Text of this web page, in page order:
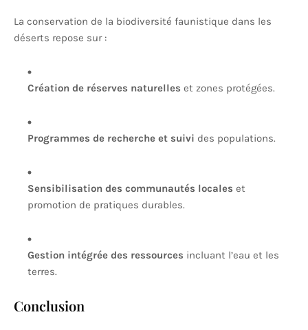
La conservation de la biodiversité faunistique dans les
déserts repose sur :
Création de réserves naturelles et zones protégées.
Programmes de recherche et suivi des populations.
Sensibilisation des communautés locales et
promotion de pratiques durables.
Gestion intégrée des ressources incluant l’eau et les
terres.
Conclusion